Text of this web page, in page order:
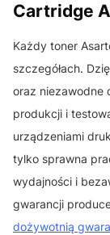
Cartridge
Każdy toner
szczegółach.
oraz niezawodne
produkcji i
urządzeniami
tylko sprawna
wydajności i
gwarancji
dożywotnią